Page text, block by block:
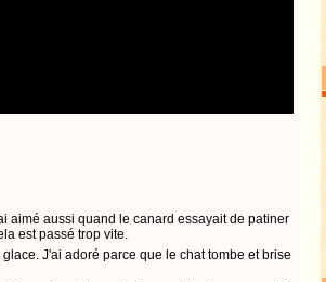
aimé aussi quand le canard essayait de patiner
est passé trop vite.
J'ai adoré parce que le chat tombe et brise